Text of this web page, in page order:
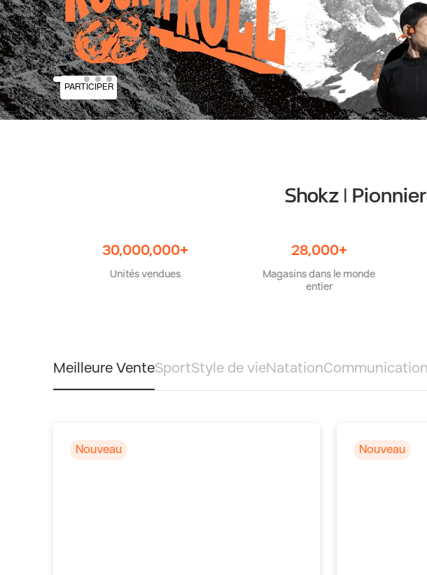
PARTICIPER
Shokz |
30,000,000+
Unités vendues
28,000+
Magasins dans le monde
Meilleure VenteSportStyle de vieNatationCommunication
Nouveau Nouveau